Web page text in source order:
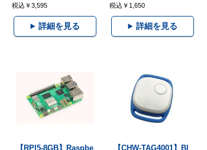
税込￥3,595
詳細を見る
税込￥1,650
詳細を見る
【RPI5-8GB】Raspbe 【CHW-TAG4001】Bl